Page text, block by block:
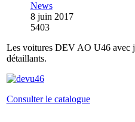
News
8 juin 2017
5403
Les voitures DEV AO U46 avec
détaillants.
Consulter le catalogue